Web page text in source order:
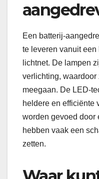
Een batterij-
te leveren vanuit
lichtnet. De lampen
verlichting,
meegaan. De LED-
heldere en efficiënte
worden gevoed door
hebben vaak een
zetten.